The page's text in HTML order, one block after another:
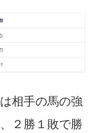
相手の馬の強
２勝１敗で勝